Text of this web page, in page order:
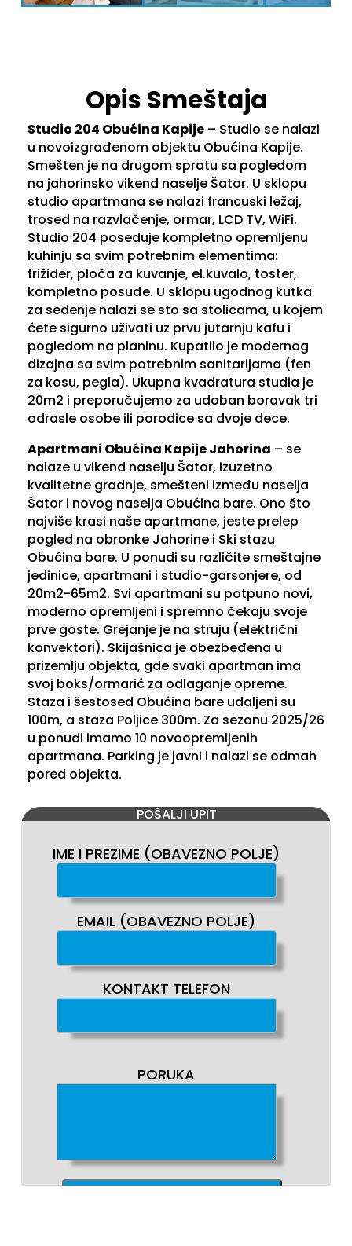
Opis Smeštaja
Studio 204 Obućina Kapije– Studio se nalazi
u novoizgrađenom objektu Obućina Kapije.
Smešten je na drugom spratu sa pogledom
na jahorinsko vikend naselje Šator. U sklopu
studio apartmana se nalazi francuski ležaj,
trosed na razvlačenje, ormar, LCD TV, WiFi.
Studio 204 poseduje kompletno opremljenu
kuhinju sa svim potrebnim elementima:
frižider, ploča za kuvanje, el.kuvalo, toster,
kompletno posuđe. U sklopu ugodnog kutka
za sedenje nalazi se sto sa stolicama, u kojem
ćete sigurno uživati uz prvu jutarnju kafu i
pogledom na planinu. Kupatilo je modernog
dizajna sa svim potrebnim sanitarijama (fen
za kosu, pegla). Ukupna kvadratura studia je
20m2 i preporučujemo za udoban boravak tri
odrasle osobe ili porodice sa dvoje dece.
Apartmani Obućina Kapije Jahorina – se
nalaze u vikend naselju Šator, izuzetno
kvalitetne gradnje, smešteni između naselja
Šator i novog naselja Obućina bare. Ono što
najviše krasi naše apartmane, jeste prelep
pogled na obronke Jahorine i Ski stazu
Obućina bare. U ponudi su različite smeštajne
jedinice, apartmani i studio-garsonjere, od
20m2-65m2. Svi apartmani su potpuno novi,
moderno opremljeni i spremno čekaju svoje
prve goste. Grejanje je na struju (električni
konvektori). Skijašnica je obezbeđena u
prizemlju objekta, gde svaki apartman ima
svoj boks/ormarić za odlaganje opreme.
Staza i šestosed Obućina bare udaljeni su
100m, a staza Poljice 300m. Za sezonu 2025/26
u ponudi imamo 10 novoopremljenih
apartmana. Parking je javni i nalazi se odmah
pored objekta.
POŠALJI UPIT
IME I PREZIME (OBAVEZNO POLJE)
EMAIL (OBAVEZNO POLJE)
KONTAKT TELEFON
PORUKA